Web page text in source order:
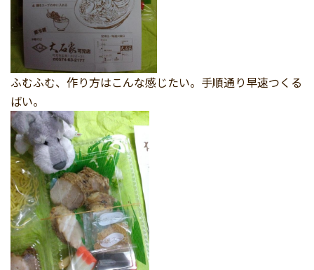
ふむふむ、作り方はこんな感じたい。手順通り早速つくる
ばい。